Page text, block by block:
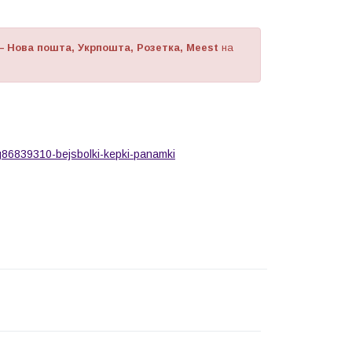
Нова пошта, Укрпошта, Розетка, Meest на
bejsbolki-kepki-panamki